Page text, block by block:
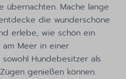
übernachten. Mache lange
die wunderschöne
erlebe, wie schön ein
Meer in einer
Hundebesitzer als
genießen können.